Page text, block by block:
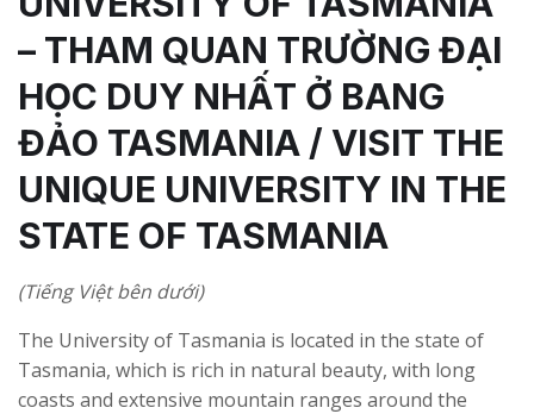
– THAM QUAN TRƯỜNG ĐẠI
HỌC DUY NHẤT Ở BANG
ĐẢO TASMANIA / VISIT THE
UNIQUE UNIVERSITY IN THE
STATE OF TASMANIA
(Tiếng Việt bên dưới)
The University of Tasmania is located in the state of
Tasmania, which is rich in natural beauty, with long
coasts and extensive mountain ranges around the